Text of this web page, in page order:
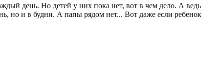
день. Но детей у них пока нет, вот в чем дело. А ведь
но и в будни. А папы рядом нет... Вот даже если ребенок